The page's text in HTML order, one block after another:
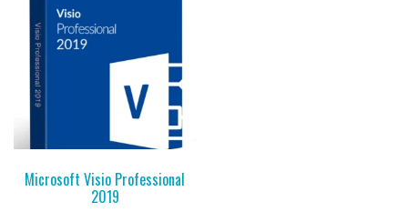
Microsoft Visio Professional
2019